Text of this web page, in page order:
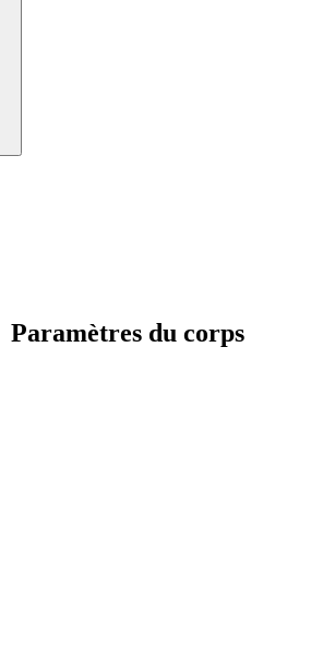
Paramètres du corps